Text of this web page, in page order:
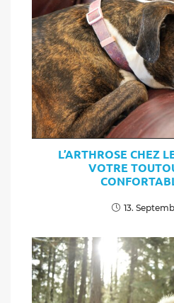
L’ARTHROSE CHEZ
VOTRE
13.